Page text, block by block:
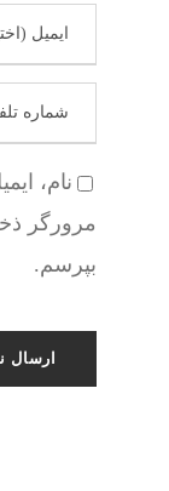
نام،
مرورگر
بپرسم.